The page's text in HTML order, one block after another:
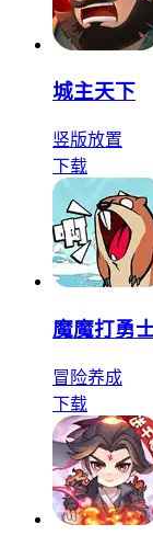
城主天下
竖版放置
下载
魔魔打勇
冒险养成
下载